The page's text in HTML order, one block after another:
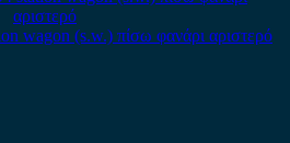
wagon (s.w.) πίσω φανάρι αριστερό